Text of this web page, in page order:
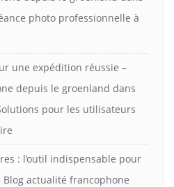
photo professionnelle à
une expédition réussie –
depuis le groenland dans
pour les utilisateurs
: l’outil indispensable pour
Blog actualité francophone